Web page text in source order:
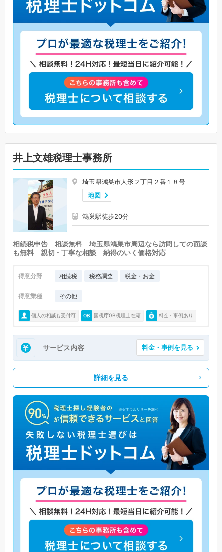
井上文雄税理士事務所
埼玉県鴻巣市人形２丁目２番１８号
地図
鴻巣駅徒歩20分
相続税申告 相談無料 埼玉県鴻巣市周辺なら訪問しての面談
も無料 親切・丁寧な相談 納得のいく価格対応
得意分野 相続税 税務調査 税金・お金
得意業種 その他
個人の相談も受付可 国税庁OB税理士在籍 料金・事例あり
サービス内容 料金・事例を見る
詳細を見る